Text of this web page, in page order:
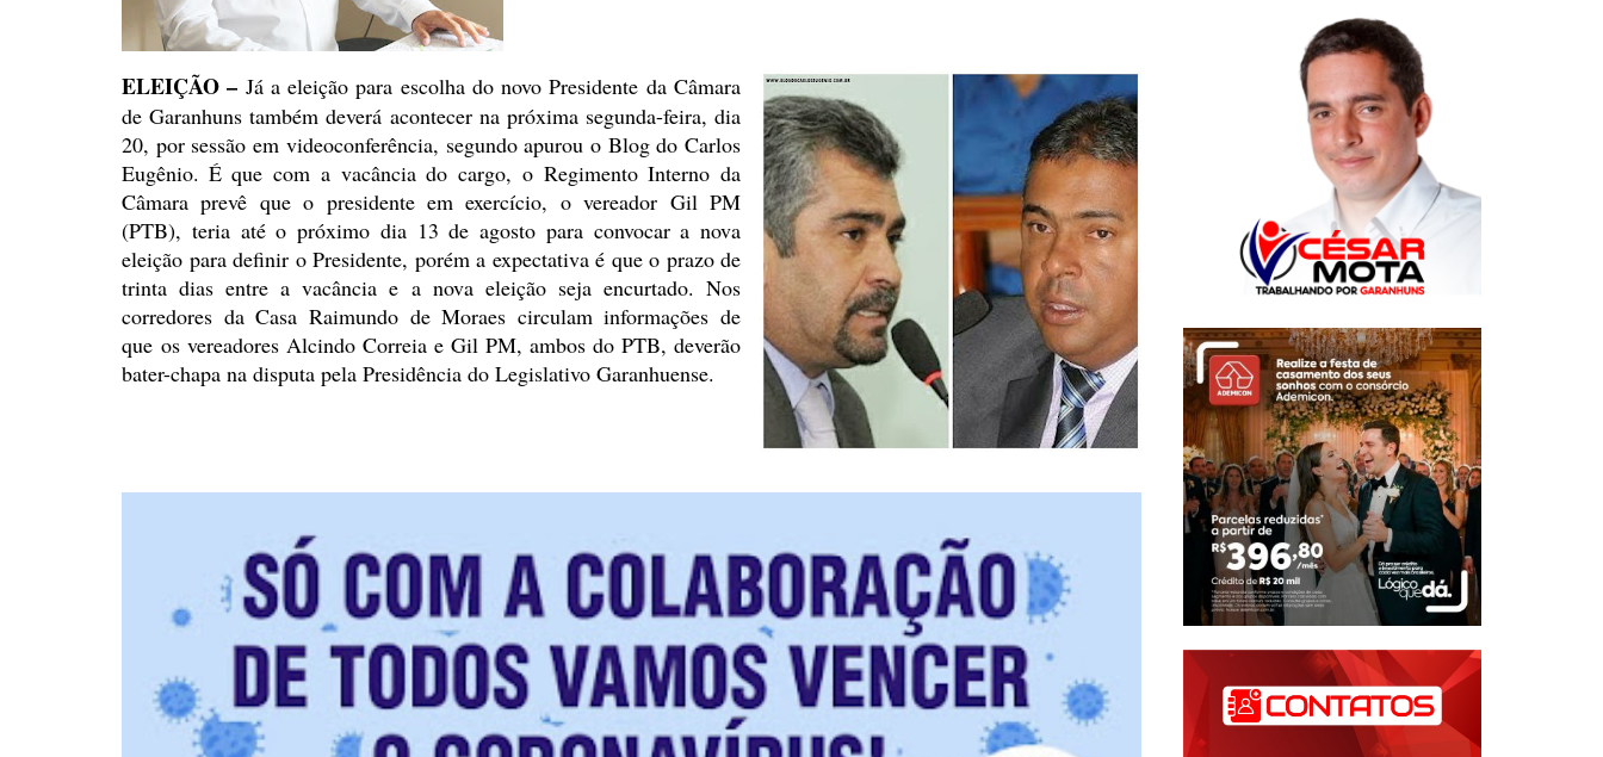
ELEIÇÃO – Já a eleição para escolha do novo Presidente da Câmara
de Garanhuns também deverá acontecerna próxima segunda-feira, dia
20, por sessão em videoconferência, segundo apurou o Blog do Carlos
Eugênio. É que com a vacância do cargo, o Regimento Interno da
Câmara prevê que o presidente em exercício, o vereador Gil PM
(PTB), teria até o próximo dia 13 de agosto para convocar a nova
eleição para definir o Presidente, porém a expectativa é que o prazo de
trinta dias entre a vacância e a nova eleição seja encurtado. Nos
corredores da Casa Raimundo de Moraes circulam informações de
que os vereadores Alcindo Correia e Gil PM, ambos do PTB, deverão
bater-chapa na disputa pela Presidência do Legislativo Garanhuense.